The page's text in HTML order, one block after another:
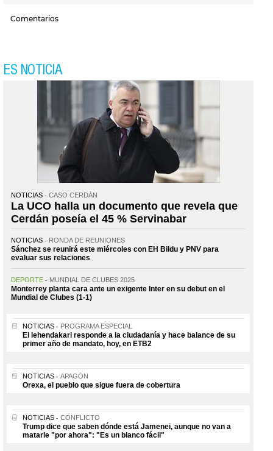
Comentarios
ES NOTICIA
NOTICIAS CASO CERDÁN
La UCO halla un documento que revela que
Cerdán poseía el 45 % Servinabar
NOTICIAS RONDA DE REUNIONES
Sánchez se reunirá este miércoles con EH Bildu y PNV para
evaluar sus relaciones
DEPORTE MUNDIAL DE CLUBES 2025
Monterrey planta cara ante un exigente Inter en su debut en el
Mundial de Clubes (1-1)
NOTICIAS PROGRAMA ESPECIAL
El lehendakari responde a la ciudadanía y hace balance de su
primer año de mandato, hoy, en ETB2
NOTICIAS APAGÓN
Orexa, el pueblo que sigue fuera de cobertura
NOTICIAS CONFLICTO
Trump dice que saben dónde está Jamenei, aunque no van a
matarle "por ahora": "Es un blanco fácil"